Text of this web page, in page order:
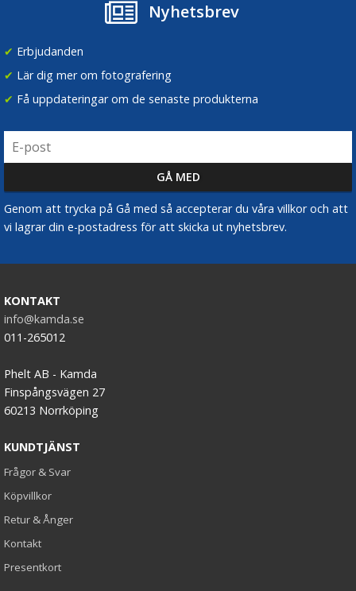
Nyhetsbrev
✔ Erbjudanden
✔ Lär dig mer om fotografering
✔ Få uppdateringar om de senaste produkterna
Genom att trycka på Gå med så accepterar du våra villkor och att
vi lagrar din e-postadress för att skicka ut nyhetsbrev.
KONTAKT
info@kamda.se
011-265012
Phelt AB - Kamda
Finspångsvägen 27
60213 Norrköping
KUNDTJÄNST
Frågor & Svar
Köpvillkor
Retur & Ånger
Kontakt
Presentkort